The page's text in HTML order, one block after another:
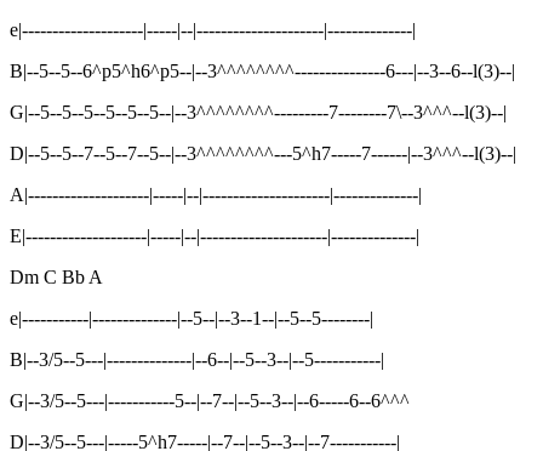
e|--------------------|-----|--|---------------------|--------------|
B|--5--5--6^p5^h6^p5--|--3^^^^^^^^---------------6---|--3--6--l(3)--|
G|--5--5--5--5--5--5--|--3^^^^^^^^---------7--------7\--3^^^--l(3)--|
D|--5--5--7--5--7--5--|--3^^^^^^^^---5^h7-----7------|--3^^^--l(3)--|
A|--------------------|-----|--|---------------------|--------------|
E|--------------------|-----|--|---------------------|--------------|
Dm C Bb A
e|-----------|--------------|--5--|--3--1--|--5--5--------|
B|--3/5--5---|--------------|--6--|--5--3--|--5-----------|
G|--3/5--5---|-----------5--|--7--|--5--3--|--6-----6--6^^^
D|--3/5--5---|-----5^h7-----|--7--|--5--3--|--7-----------|